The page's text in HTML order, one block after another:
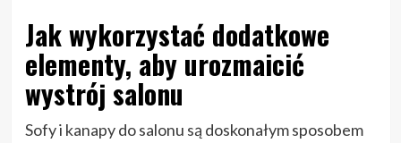
Jak wykorzystać dodatkowe
elementy, aby urozmaicić
wystrój salonu
Sofy i kanapy do salonu są doskonałym sposobem